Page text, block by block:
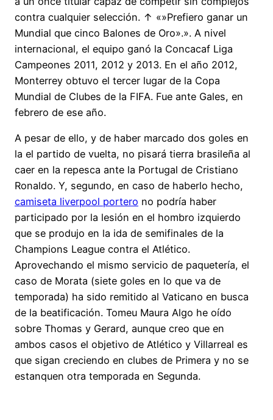
contra cualquier selección. ↑ «»Prefiero ganar un
Mundial que cinco Balones de Oro».». A nivel
internacional, el equipo ganó la Concacaf Liga
Campeones 2011, 2012 y 2013. En el año 2012,
Monterrey obtuvo el tercer lugar de la Copa
Mundial de Clubes de la FIFA. Fue ante Gales, en
febrero de ese año.
A pesar de ello, y de haber marcado dos goles en
la el partido de vuelta, no pisará tierra brasileña al
caer en la repesca ante la Portugal de Cristiano
Ronaldo. Y, segundo, en caso de haberlo hecho,
camiseta liverpool portero no podría haber
participado por la lesión en el hombro izquierdo
que se produjo en la ida de semifinales de la
Champions League contra el Atlético.
Aprovechando el mismo servicio de paquetería, el
caso de Morata (siete goles en lo que va de
temporada) ha sido remitido al Vaticano en busca
de la beatificación. Tomeu Maura Algo he oído
sobre Thomas y Gerard, aunque creo que en
ambos casos el objetivo de Atlético y Villarreal es
que sigan creciendo en clubes de Primera y no se
estanquen otra temporada en Segunda.